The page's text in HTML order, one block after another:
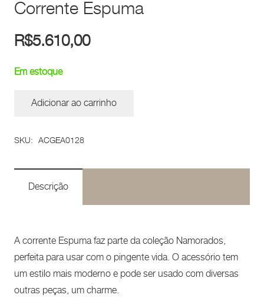
Corrente Espuma
R$5.610,00
Em estoque
quantidade
Adicionar ao carrinho
SKU: ACGEA0128
Descrição
A corrente Espuma faz parte da coleção Namorados,
perfeita para usar com o pingente vida. O acessório tem
um estilo mais moderno e pode ser usado com diversas
outras peças, um charme.